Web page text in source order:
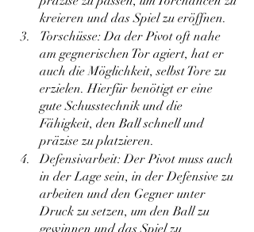
kreieren und das Spiel zu eröffnen.
Torschüsse: Da der Pivot oft nahe
am gegnerischen Tor agiert, hat er
auch die Möglichkeit, selbst Tore zu
erzielen. Hierfür benötigt er eine
gute Schusstechnik und die
Fähigkeit, den Ball schnell und
präzise zu platzieren.
Defensivarbeit: Der Pivot muss auch
in der Lage sein, in der Defensive zu
arbeiten und den Gegner unter
Druck zu setzen, um den Ball zu
gewinnen und das Spiel zu